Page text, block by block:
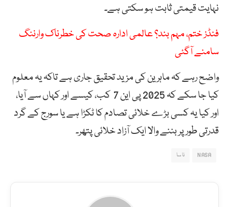
نہایت قیمتی ثابت ہو سکتی ہے۔
فنڈز ختم، مہم بند؟ عالمی ادارہ صحت کی خطرناک وارننگ
سامنے آگئی
واضح رہے کہ ماہرین کی مزید تحقیق جاری ہے تاکہ یہ معلوم
کیا جا سکے کہ 2025 پی این 7 کب، کیسے اور کہاں سے آیا،
اور کیا یہ کسی بڑے خلائی تصادم کا ٹکڑا ہے یا سورج کے گرد
قدرتی طور پر بننے والا ایک آزاد خلائی پتھر۔
NASA ناسا